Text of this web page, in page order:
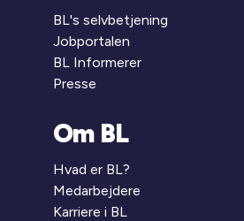
BL's selvbetjening
Jobportalen
BL Informerer
Presse
Om BL
Hvad er BL?
Medarbejdere
Karriere i BL